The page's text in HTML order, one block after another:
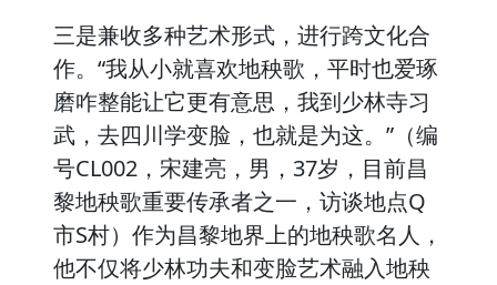
三是兼收多种艺术形式，进行跨文化合
作。“我从小就喜欢地秧歌，平时也爱琢
磨咋整能让它更有意思，我到少林寺习
武，去四川学变脸，也就是为这。”（编
号CL002，宋建亮，男，37岁，目前昌
黎地秧歌重要传承者之一，访谈地点Q
市S村）作为昌黎地界上的地秧歌名人，
他不仅将少林功夫和变脸艺术融入地秧